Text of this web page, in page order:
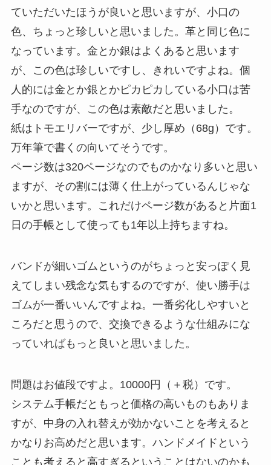
ていただいたほうが良いと思いますが、小口の
色、ちょっと珍しいと思いました。革と同じ色に
なっています。金とか銀はよくあると思います
が、この色は珍しいですし、きれいですよね。個
人的には金とか銀とかピカピカしている小口は苦
手なのですが、この色は素敵だと思いました。
紙はトモエリバーですが、少し厚め（68g）です。
万年筆で書くの向いてそうです。
ページ数は320ページなのでものかなり多いと思い
ますが、その割には薄く仕上がっているんじゃな
いかと思います。これだけページ数があると片面1
日の手帳として使っても1年以上持ちますね。
バンドが細いゴムというのがちょっと安っぽく見
えてしまい残念な気もするのですが、使い勝手は
ゴムが一番いいんですよね。一番劣化しやすいと
ころだと思うので、交換できるような仕組みにな
っていればもっと良いと思いました。
問題はお値段ですよ。10000円（＋税）です。
システム手帳だともっと価格の高いものもありま
すが、中身の入れ替えが効かないことを考えると
かなりお高めだと思います。ハンドメイドという
ことも考えると高すぎるということはないのかも